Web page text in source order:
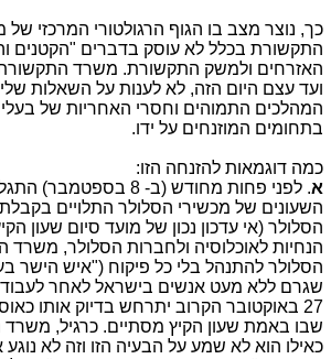
כך, נוצר מצב בו הגוף הרגולטורי המרכזי
התקשורת בכלל לא עוסק בדברים "הקטנים
האזרחים ולמשק התקשורת. משרד
ועד עצם היום הזה, לא לענות על השאלות
המהלכים התמוהים וחסרי האחריות של
בתחומים המוזנחים על ידו.
כמה דוגמאות להזנחה הזו:
א
. לפני פחות מחודש (ב- 8
השעונים של מכשירי הסלולר התלויים
הסלולר (אי עדכון נכון של מועד סיום שעון
הנחיות לאוכלוסיה ולחברות הסלולר,
הסלולר להתנהל בלי כל פיקוח ("איש הישר
שגרם ללא מעט אנשים בישראל לאחר
27 באוקטובר הקרוב יתרחש בדיוק אותו
שבו באמת שעון הקיץ מסתיים. כרגיל,
כאילו הוא לא שמע על הבעיה הזו וזה לא נוגע